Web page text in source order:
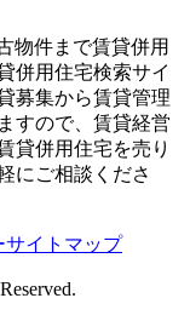
物件まで賃貸併用
併用住宅検索サイ
募集から賃貸管理
すので、賃貸経営
貸併用住宅を売り
にご相談くださ
サイトマップ